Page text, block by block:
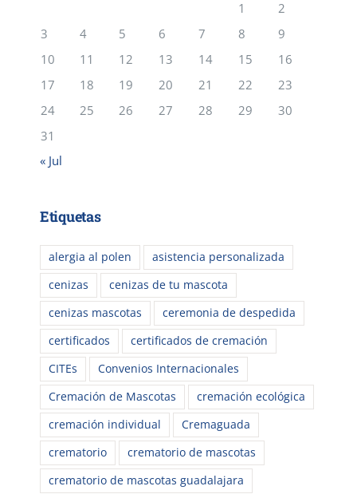
1
2
3
4 5 6 7 8
9
10
11 12 13 14 15
16
17
18 19 20 21 22
23
24
25 26 27 28 29
30
31
« Jul
Etiquetas
alergia al polen
asistencia personalizada
cenizas
cenizas de tu mascota
cenizas mascotas
ceremonia de despedida
certificados
certificados de cremación
CITEs
Convenios Internacionales
Cremación de Mascotas
cremación ecológica
cremación individual
Cremaguada
crematorio
crematorio de mascotas
crematorio de mascotas guadalajara